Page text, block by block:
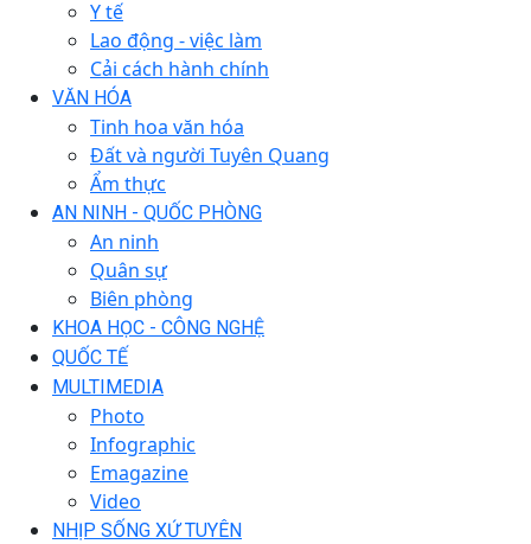
Y tế
Lao động - việc làm
Cải cách hành chính
VĂN HÓA
Tinh hoa văn hóa
Đất và người Tuyên Quang
Ẩm thực
AN NINH - QUỐC PHÒNG
An ninh
Quân sự
Biên phòng
KHOA HỌC - CÔNG NGHỆ
QUỐC TẾ
MULTIMEDIA
Photo
Infographic
Emagazine
Video
NHỊP SỐNG XỨ TUYÊN